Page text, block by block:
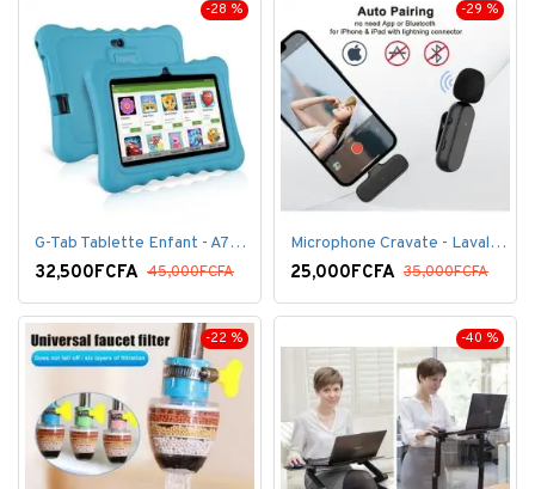
-28 %
G-Tab Tablette Enfant - A707 - Ecran 7" - RAM 1 Go - ROM 8 Go - 0.3 Mégapixels + pochette offerte
32,500FCFA 45,000FCFA
-29 %
Microphone Cravate - Lavalier pour smartphone, enregistrement vidéo YouTube Live Stream K60 For Type
25,000FCFA 35,000FCFA
-22 % -40 %